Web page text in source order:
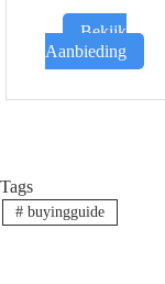
Bekijk
Aanbieding
Tags
#buyingguide